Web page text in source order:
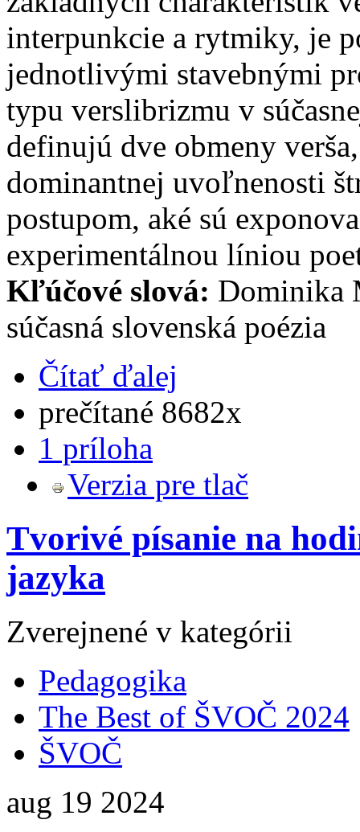
interpunkcie a rytmiky, je
jednotlivými stavebnými
typu verslibrizmu v
definujú dve obmeny
dominantnej uvoľnenosti
postupom, aké sú
experimentálnou líniou
Kľúčové slová: Dominika
súčasná slovenská poézia
Čítať ďalej
prečítané 8682x
1 príloha
Verzia pre tlač
Tvorivé písanie na
jazyka
Zverejnené v kategórii
Pedagogika
The Best of ŠVOČ 2024
ŠVOČ
aug 19 2024